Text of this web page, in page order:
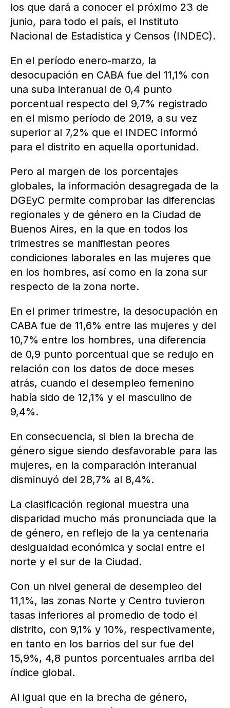
los que dará a conocer el próximo 23 de
junio, para todo el país, el Instituto
Nacional de Estadística y Censos (INDEC).
En el período enero-marzo, la
desocupación en CABA fue del 11,1% con
una suba interanual de 0,4 punto
porcentual respecto del 9,7% registrado
en el mismo período de 2019, a su vez
superior al 7,2% que el INDEC informó
para el distrito en aquella oportunidad.
Pero al margen de los porcentajes
globales, la información desagregada de la
DGEyC permite comprobar las diferencias
regionales y de género en la Ciudad de
Buenos Aires, en la que en todos los
trimestres se manifiestan peores
condiciones laborales en las mujeres que
en los hombres, así como en la zona sur
respecto de la zona norte.
En el primer trimestre, la desocupación en
CABA fue de 11,6% entre las mujeres y del
10,7% entre los hombres, una diferencia
de 0,9 punto porcentual que se redujo en
relación con los datos de doce meses
atrás, cuando el desempleo femenino
había sido de 12,1% y el masculino de
9,4%.
En consecuencia, si bien la brecha de
género sigue siendo desfavorable para las
mujeres, en la comparación interanual
disminuyó del 28,7% al 8,4%.
La clasificación regional muestra una
disparidad mucho más pronunciada que la
de género, en reflejo de la ya centenaria
desigualdad económica y social entre el
norte y el sur de la Ciudad.
Con un nivel general de desempleo del
11,1%, las zonas Norte y Centro tuvieron
tasas inferiores al promedio de todo el
distrito, con 9,1% y 10%, respectivamente,
en tanto en los barrios del sur fue del
15,9%, 4,8 puntos porcentuales arriba del
índice global.
Al igual que en la brecha de género,